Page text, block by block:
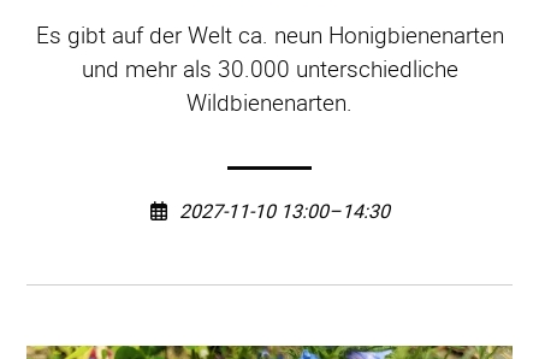
Es gibt auf der Welt ca. neun Honigbienenarten
und mehr als 30.000 unterschiedliche
Wildbienenarten.
2027-11-10 13:00–14:30